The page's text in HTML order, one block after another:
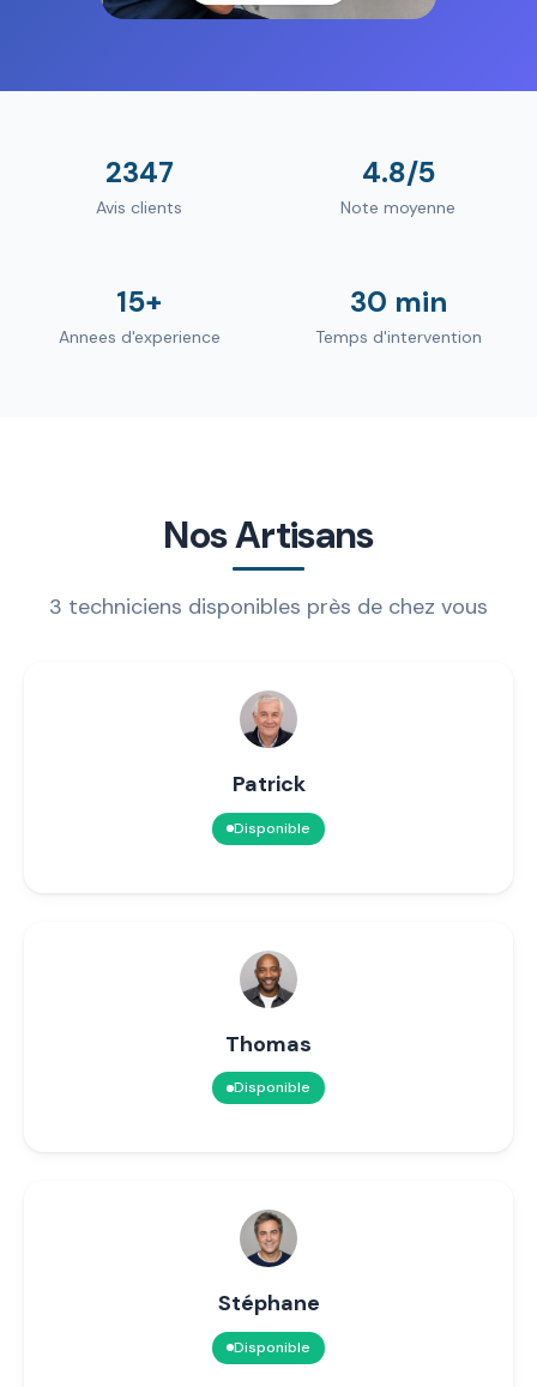
2347
Avis clients
4.8/5
Note moyenne
15+
Annees d'experience
30 min
Temps d'intervention
Nos Artisans
3 techniciens disponibles près de chez vous
Patrick
Disponible
Thomas
Disponible
Stéphane
Disponible